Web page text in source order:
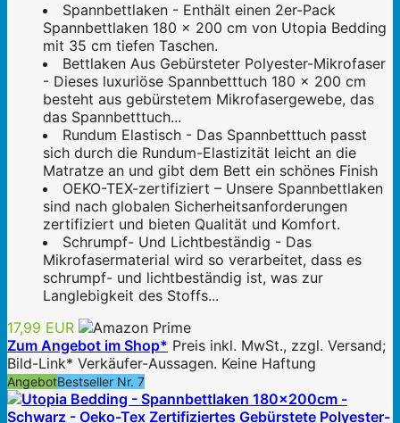
Spannbettlaken - Enthält einen 2er-Pack
Spannbettlaken 180 x 200 cm von Utopia Bedding
mit 35 cm tiefen Taschen.
Bettlaken Aus Gebürsteter Polyester-Mikrofaser
- Dieses luxuriöse Spannbetttuch 180 x 200 cm
besteht aus gebürstetem Mikrofasergewebe, das
das Spannbetttuch...
Rundum Elastisch - Das Spannbetttuch passt
sich durch die Rundum-Elastizität leicht an die
Matratze an und gibt dem Bett ein schönes Finish
OEKO-TEX-zertifiziert – Unsere Spannbettlaken
sind nach globalen Sicherheitsanforderungen
zertifiziert und bieten Qualität und Komfort.
Schrumpf- Und Lichtbeständig - Das
Mikrofasermaterial wird so verarbeitet, dass es
schrumpf- und lichtbeständig ist, was zur
Langlebigkeit des Stoffs...
17,99 EUR
Zum Angebot im Shop* Preis inkl. MwSt., zzgl. Versand;
Bild-Link* Verkäufer-Aussagen. Keine Haftung
AngebotBestseller Nr. 7